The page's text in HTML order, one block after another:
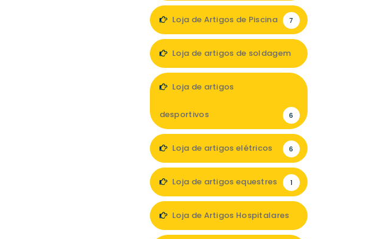
Loja de Artigos de Piscina 7
Loja de artigos de soldagem
Loja de artigos
desportivos 6
Loja de artigos elétricos 6
Loja de artigos equestres 1
Loja de Artigos Hospitalares